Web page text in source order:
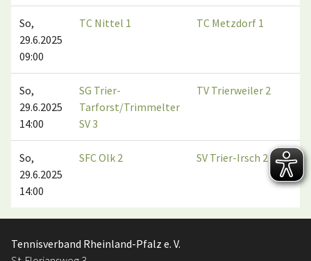
So,
29.6.2025
09:00
TC Nittel 1 TC Metzdorf 1
So,
29.6.2025
14:00
SG Trier-
Tarforst/Trimmelter
SV 3
TV Trierweiler 2
So,
29.6.2025
14:00
SFC Olk 2 SV Trier-Irsch 2
Tennisverband Rheinland-Pfalz e. V.